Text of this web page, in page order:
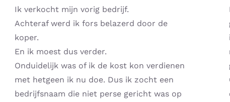
Ik verkocht mijn vorig bedrijf.
Achteraf werd ik fors belazerd door de
koper.
En ik moest dus verder.
Onduidelijk was of ik de kost kon verdienen
met hetgeen ik nu doe. Dus ik zocht een
bedrijfsnaam die niet perse gericht was op